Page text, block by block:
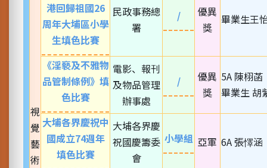
視
覺
藝
術
港回歸祖國26
周年大埔區小學
生填色比賽
民政事務總
署
/
優異
獎
畢業生王
《淫褻及不雅物
品管制條例》填
色比賽
電影、報刊
及物品管理
辦事處
/
優異
獎
5A 陳栩菡
畢業生 胡
大埔各界慶祝中
國成立74週年
填色比賽
大埔各界慶
祝國慶籌委
會
小學組 亞軍 6A 張懌涵